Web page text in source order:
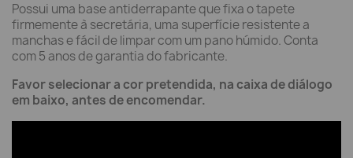
Possui uma base antiderrapante que fixa o tapete
firmemente à secretária, uma superfície resistente a
manchas e fácil de limpar com um pano húmido. Conta
com 5 anos de garantia do fabricante.
Favor selecionar a cor pretendida, na caixa de diálogo
em baixo, antes de encomendar.